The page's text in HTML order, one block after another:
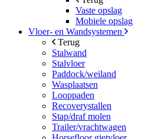
Vaste opslag
Mobiele opslag
Vloer- en Wandsystemen
Terug
Stalwand
Stalvloer
Paddock/weiland
Wasplaatsen
Looppaden
Recoverystallen
Stap/draf molen
Trailer/vrachtwagen